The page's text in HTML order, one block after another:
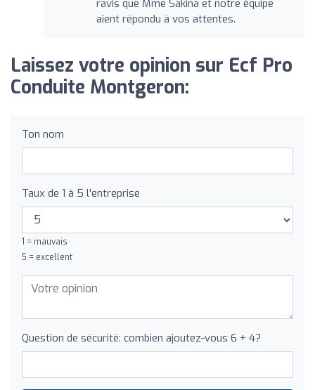
ravis que Mme Sakina et notre équipe
aient répondu à vos attentes.
Laissez votre opinion sur Ecf Pro
Conduite Montgeron:
Ton nom
Taux de 1 à 5 l'entreprise
1 = mauvais
5 = excellent
Question de sécurité: combien ajoutez-vous 6 + 4?